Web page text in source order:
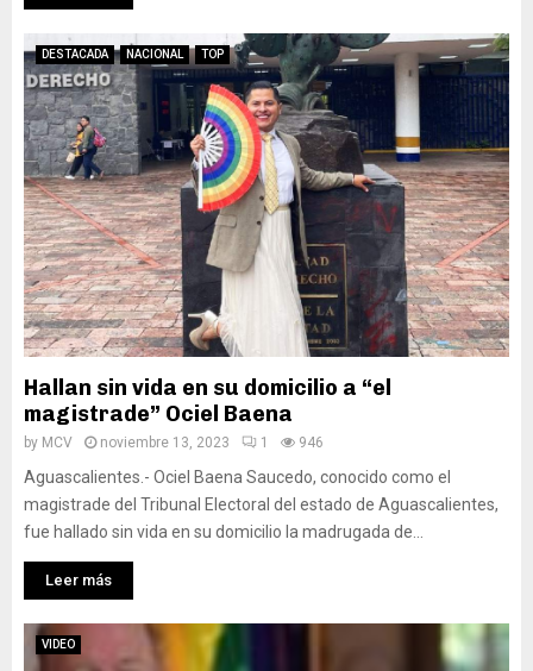
DESTACADA NACIONAL TOP
Hallan sin vida en su domicilio a “el
magistrade” Ociel Baena
by MCV noviembre 13, 2023 1 946
Aguascalientes.- Ociel Baena Saucedo, conocido como el
magistrade del Tribunal Electoral del estado de Aguascalientes,
fue hallado sin vida en su domicilio la madrugada de...
Leer más
VIDEO